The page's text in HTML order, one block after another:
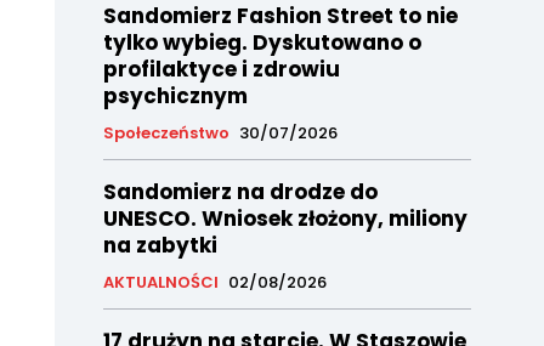
Sandomierz Fashion Street to nie
tylko wybieg. Dyskutowano o
profilaktyce i zdrowiu
psychicznym
Społeczeństwo 30/07/2026
Sandomierz na drodze do
UNESCO. Wniosek złożony, miliony
na zabytki
AKTUALNOŚCI 02/08/2026